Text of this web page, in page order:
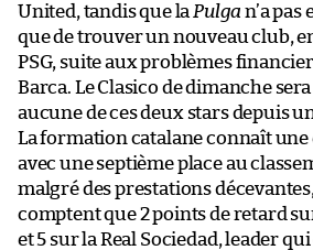
United, tandis que la Pulga n’a pas
que de trouver un nouveau club,
PSG, suite aux problèmes
Barca. Le Clasico de dimanche
aucune de ces deux stars depuis
La formation catalane connaît
avec une septième place au
malgré des prestations
comptent que 2 points de retard
et 5 sur la Real Sociedad, leader